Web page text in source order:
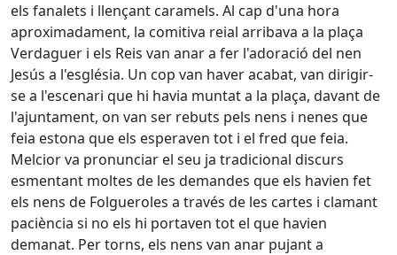
els fanalets i llençant caramels. Al cap d'una hora
aproximadament, la comitiva reial arribava a la plaça
Verdaguer i els Reis van anar a fer l'adoració del nen
Jesús a l'església. Un cop van haver acabat, van dirigir-
se a l'escenari que hi havia muntat a la plaça, davant de
l'ajuntament, on van ser rebuts pels nens i nenes que
feia estona que els esperaven tot i el fred que feia.
Melcior va pronunciar el seu ja tradicional discurs
esmentant moltes de les demandes que els havien fet
els nens de Folgueroles a través de les cartes i clamant
paciència si no els hi portaven tot el que havien
demanat. Per torns, els nens van anar pujant a